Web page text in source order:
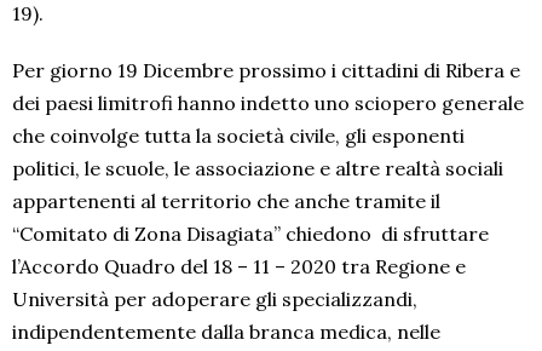
19).
Per giorno 19 Dicembre prossimo i cittadini di Ribera e
dei paesi limitrofi hanno indetto uno sciopero generale
che coinvolge tutta la società civile, gli esponenti
politici, le scuole, le associazione e altre realtà sociali
appartenenti al territorio che anche tramite il
“Comitato di Zona Disagiata” chiedono di sfruttare
l’Accordo Quadro del 18 – 11 – 2020 tra Regione e
Università per adoperare gli specializzandi,
indipendentemente dalla branca medica, nelle